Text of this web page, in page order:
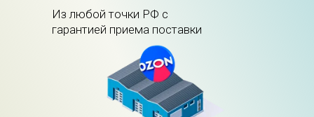
Из любой точки РФ с
гарантией приема поставки